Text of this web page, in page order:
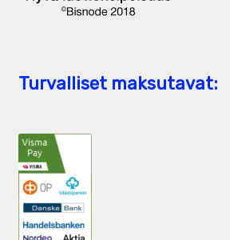
Turvalliset maksutavat: